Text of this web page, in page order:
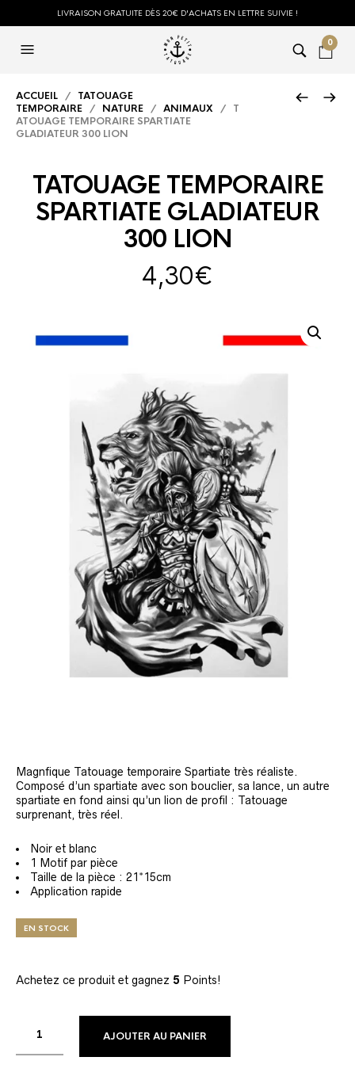
LIVRAISON GRATUITE DÈS 20€ D'ACHATS EN LETTRE SUIVIE !
0
ACCUEIL / TATOUAGE
TEMPORAIRE / NATURE / ANIMAUX / T
ATOUAGE TEMPORAIRE SPARTIATE
GLADIATEUR 300 LION
TATOUAGE TEMPORAIRE
SPARTIATE GLADIATEUR
300 LION
4,30€
Magnfique Tatouage temporaire Spartiate très réaliste.
Composé d’un spartiate avec son bouclier, sa lance, un autre
spartiate en fond ainsi qu’un lion de profil : Tatouage
surprenant, très réel.
Noir et blanc
1 Motif par pièce
Taille de la pièce : 21*15cm
Application rapide
EN STOCK
Achetez ce produit et gagnez 5 Points!
AJOUTER AU PANIER